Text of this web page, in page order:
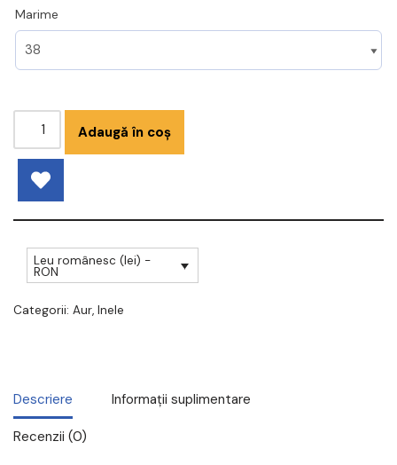
Marime
Adaugă în coș
Leu românesc (lei) -
RON
Categorii: Aur, Inele
Descriere Informații suplimentare
Recenzii (0)